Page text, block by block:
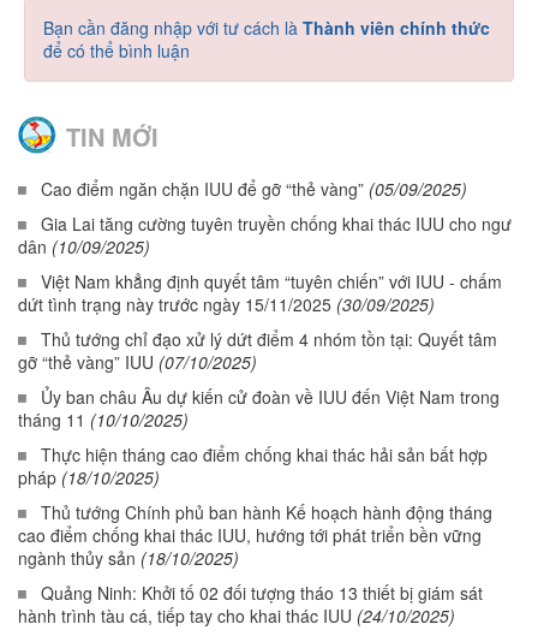
Bạn cần đăng nhập với tư cách là Thành viên chính thức
để có thể bình luận
TIN MỚI
Cao điểm ngăn chặn IUU để gỡ “thẻ vàng” (05/09/2025)
Gia Lai tăng cường tuyên truyền chống khai thác IUU cho ngư
dân (10/09/2025)
Việt Nam khẳng định quyết tâm “tuyên chiến” với IUU - chấm
dứt tình trạng này trước ngày 15/11/2025 (30/09/2025)
Thủ tướng chỉ đạo xử lý dứt điểm 4 nhóm tồn tại: Quyết tâm
gỡ “thẻ vàng” IUU (07/10/2025)
Ủy ban châu Âu dự kiến cử đoàn về IUU đến Việt Nam trong
tháng 11 (10/10/2025)
Thực hiện tháng cao điểm chống khai thác hải sản bất hợp
pháp (18/10/2025)
Thủ tướng Chính phủ ban hành Kế hoạch hành động tháng
cao điểm chống khai thác IUU, hướng tới phát triển bền vững
ngành thủy sản (18/10/2025)
Quảng Ninh: Khởi tố 02 đối tượng tháo 13 thiết bị giám sát
hành trình tàu cá, tiếp tay cho khai thác IUU (24/10/2025)